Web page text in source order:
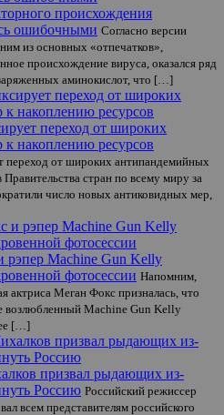
происхождения
ошибочными Согласно версии
из основных «отпечатков»,
происхождение вируса, оказался ряд
аминокислот, что […]
переход от широких
накоплению ресурсов
переход от широких антипандемийных
стран по всему миру за
число новых антиковидных мер,
Machine Gun Kelly
фотосессии Напомним,
актриса Меган Фокс призналась, что
возлюбленный Machine Gun Kelly
ее […]
призвал рыдающих из-
Россию Российский режиссер
всем представителям российского